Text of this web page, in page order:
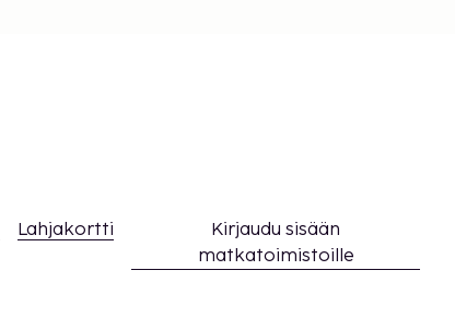
Lahjakortti
Kirjaudu sisään
matkatoimistoille